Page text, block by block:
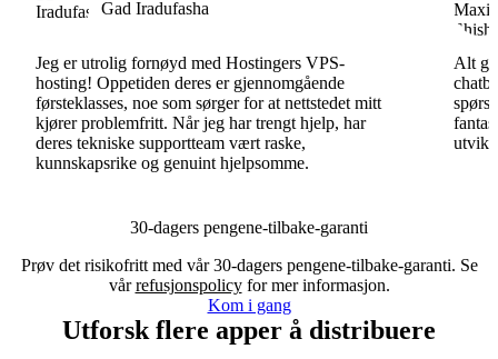
Gad Iradufasha
Jeg er utrolig fornøyd med Hostingers VPS-
hosting! Oppetiden deres er gjennomgående
førsteklasses, noe som sørger for at nettstedet mitt
kjører problemfritt. Når jeg har trengt hjelp, har
deres tekniske supportteam vært raske,
kunnskapsrike og genuint hjelpsomme.
Alt
30-dagers pengene-tilbake-garanti
Prøv det risikofritt med vår 30-dagers pengene-tilbake-garanti. Se
vårrefusjonspolicyfor mer informasjon.
Kom i gang
Utforsk flere apper å distribuere